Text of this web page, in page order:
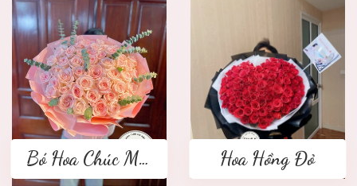
Bó Hoa Chúc Mừng Hoa Hồng Đỏ